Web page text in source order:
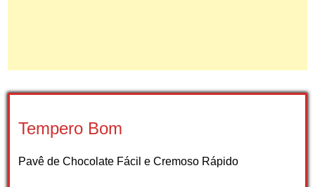
Tempero Bom
Pavê de Chocolate Fácil e Cremoso Rápido